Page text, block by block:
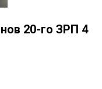
20-го ЗРП 4